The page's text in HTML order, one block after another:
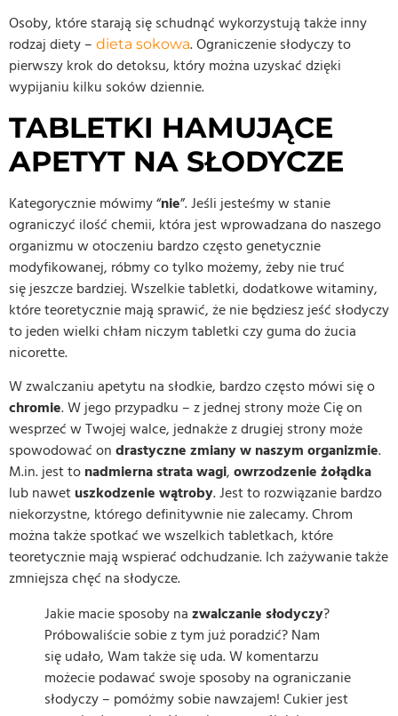
Osoby, które starają się schudnąć wykorzystują także inny
rodzaj diety – dieta sokowa. Ograniczenie słodyczy to
pierwszy krok do detoksu, który można uzyskać dzięki
wypijaniu kilku soków dziennie.
TABLETKI HAMUJĄCE
APETYT NA SŁODYCZE
Kategorycznie mówimy “nie”. Jeśli jesteśmy w stanie
ograniczyć ilość chemii, która jest wprowadzana do naszego
organizmu w otoczeniu bardzo często genetycznie
modyfikowanej, róbmy co tylko możemy, żeby nie truć
się jeszcze bardziej. Wszelkie tabletki, dodatkowe witaminy,
które teoretycznie mają sprawić, że nie będziesz jeść słodyczy
to jeden wielki chłam niczym tabletki czy guma do żucia
nicorette.
W zwalczaniu apetytu na słodkie, bardzo często mówi się o
chromie. W jego przypadku – z jednej strony może Cię on
wesprzeć w Twojej walce, jednakże z drugiej strony może
spowodować on drastyczne zmiany w naszym organizmie.
M.in. jest to nadmierna strata wagi, owrzodzenie żołądka
lub nawetuszkodzenie wątroby. Jest to rozwiązanie bardzo
niekorzystne, którego definitywnie nie zalecamy. Chrom
można także spotkać we wszelkich tabletkach, które
teoretycznie mają wspierać odchudzanie. Ich zażywanie także
zmniejsza chęć na słodycze.
Jakie macie sposoby na zwalczanie słodyczy?
Próbowaliście sobie z tym już poradzić? Nam
się udało, Wam także się uda. W komentarzu
możecie podawać swoje sposoby na ograniczanie
słodyczy – pomóżmy sobie nawzajem! Cukier jest